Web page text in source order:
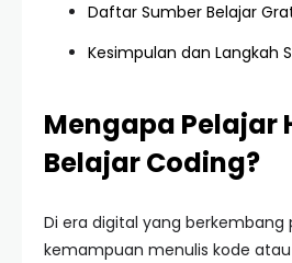
Daftar Sumber Belajar
Kesimpulan dan Langkah
Mengapa Pelajar
Belajar Coding?
Di era digital yang berkembang
kemampuan menulis kode atau